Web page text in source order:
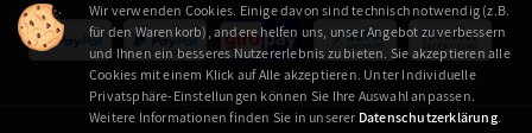
Wir verwenden Cookies. Einige davon sind technisch notwendig (z.B.
für den Warenkorb), andere helfen uns, unser Angebot zu verbessern
und Ihnen ein besseres Nutzererlebnis zu bieten. Sie akzeptieren alle
Cookies mit einem Klick auf Alle akzeptieren. Unter Individuelle
Privatsphäre-Einstellungen können Sie Ihre Auswahl anpassen.
Weitere Informationen finden Sie in unserer Datenschutzerklärung.